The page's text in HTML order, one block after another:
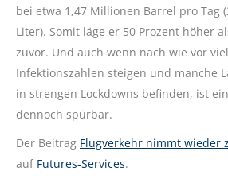
bei etwa 1,47 Millionen Barrel pro Tag
Liter). Somit läge er 50 Prozent höher
zuvor. Und auch wenn nach wie vor
Infektionszahlen steigen und manche
in strengen Lockdowns befinden, ist
dennoch spürbar.
Der Beitrag Flugverkehr nimmt wieder
auf Futures-Services.